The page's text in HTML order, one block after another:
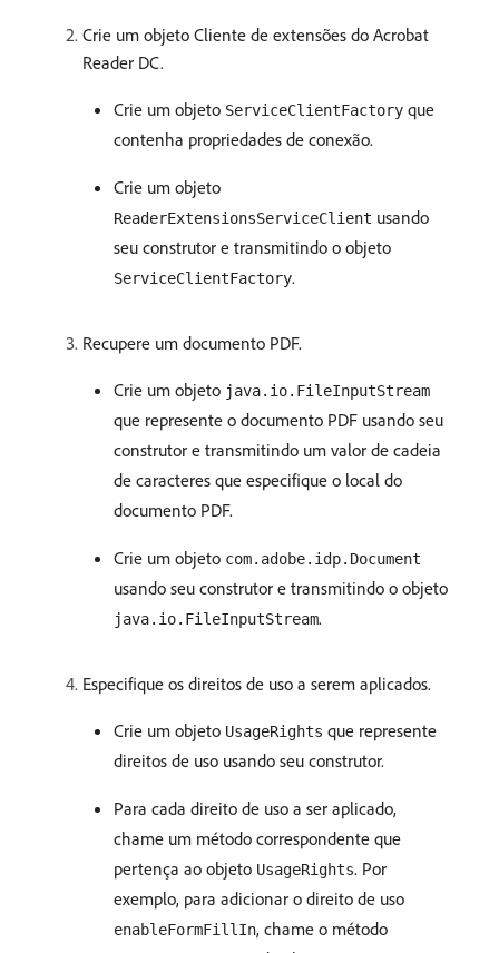
Crie um objeto Cliente de extensões do Acrobat
Reader DC.
Crie um objeto ServiceClientFactory que
contenha propriedades de conexão.
Crie um objeto
ReaderExtensionsServiceClient usando
seu construtor e transmitindo o objeto
ServiceClientFactory.
Recupere um documento PDF.
Crie um objeto java.io.FileInputStream
que represente o documento PDF usando seu
construtor e transmitindo um valor de cadeia
de caracteres que especifique o local do
documento PDF.
Crie um objeto com.adobe.idp.Document
usando seu construtor e transmitindo o objeto
java.io.FileInputStream.
Especifique os direitos de uso a serem aplicados.
Crie um objeto UsageRights que represente
direitos de uso usando seu construtor.
Para cada direito de uso a ser aplicado,
chame um método correspondente que
pertença ao objeto UsageRights. Por
exemplo, para adicionar o direito de uso
enableFormFillIn, chame o método